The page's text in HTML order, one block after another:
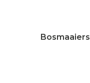
Bosmaaiers